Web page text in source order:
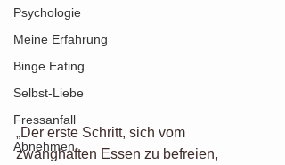
Psychologie
Meine Erfahrung
Binge Eating
Selbst-Liebe
Fressanfall
Abnehmen
„Der erste Schritt, sich vom
zwanghaften Essen zu befreien,